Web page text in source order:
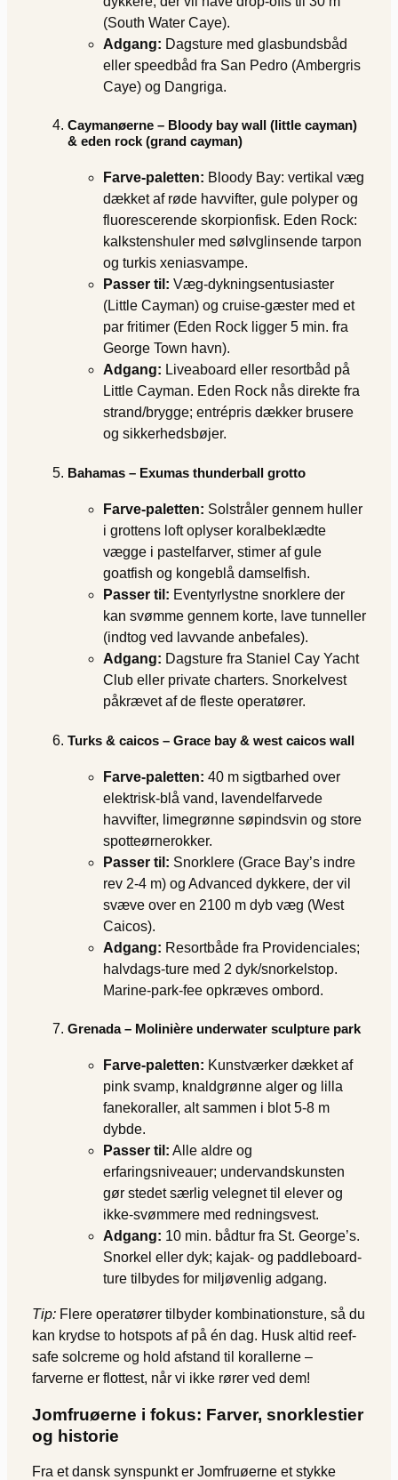
(South Water Caye).
Adgang: Dagsture med glasbundsbåd
eller speedbåd fra San Pedro (Ambergris
Caye) og Dangriga.
Caymanøerne – Bloody bay wall (little cayman)
& eden rock (grand cayman)
Farve‐paletten: Bloody Bay: vertikal væg
dækket af røde havvifter, gule polyper og
fluorescerende skorpionfisk. Eden Rock:
kalkstenshuler med sølvglinsende tarpon
og turkis xeniasvampe.
Passer til: Væg-dykningsentusiaster
(Little Cayman) og cruise-gæster med et
par fritimer (Eden Rock ligger 5 min. fra
George Town havn).
Adgang: Liveaboard eller resortbåd på
Little Cayman. Eden Rock nås direkte fra
strand/brygge; entrépris dækker brusere
og sikkerhedsbøjer.
Bahamas – Exumas thunderball grotto
Farve‐paletten: Solstråler gennem huller
i grottens loft oplyser koralbeklædte
vægge i pastelfarver, stimer af gule
goatfish og kongeblå damselfish.
Passer til: Eventyrlystne snorklere der
kan svømme gennem korte, lave tunneller
(indtog ved lavvande anbefales).
Adgang: Dagsture fra Staniel Cay Yacht
Club eller private charters. Snorkelvest
påkrævet af de fleste operatører.
Turks & caicos – Grace bay & west caicos wall
Farve‐paletten: 40 m sigtbarhed over
elektrisk-blå vand, lavendelfarvede
havvifter, limegrønne søpindsvin og store
spotteørnerokker.
Passer til: Snorklere (Grace Bay’s indre
rev 2-4 m) og Advanced dykkere, der vil
svæve over en 2100 m dyb væg (West
Caicos).
Adgang: Resortbåde fra Providenciales;
halvdags-ture med 2 dyk/snorkelstop.
Marine‐park‐fee opkræves ombord.
Grenada – Molinière underwater sculpture park
Farve‐paletten: Kunstværker dækket af
pink svamp, knaldgrønne alger og lilla
fanekoraller, alt sammen i blot 5-8 m
dybde.
Passer til: Alle aldre og
erfaringsniveauer; undervandskunsten
gør stedet særlig velegnet til elever og
ikke-svømmere med redningsvest.
Adgang: 10 min. bådtur fra St. George’s.
Snorkel eller dyk; kajak‐ og paddleboard‐
ture tilbydes for miljøvenlig adgang.
Tip: Flere operatører tilbyder kombinationsture, så du
kan krydse to hotspots af på én dag. Husk altid reef-
safe solcreme og hold afstand til korallerne –
farverne er flottest, når vi ikke rører ved dem!
Jomfruøerne i fokus: Farver, snorklestier
og historie
Fra et dansk synspunkt er Jomfruøerne et stykke